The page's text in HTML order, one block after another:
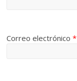
Correo electrónico*